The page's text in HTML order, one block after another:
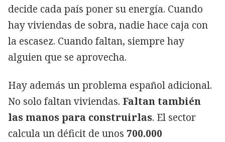
decide cada país poner su energía. Cuando
hay viviendas de sobra, nadie hace caja con
la escasez. Cuando faltan, siempre hay
alguien que se aprovecha.
Hay además un problema español adicional.
No solo faltan viviendas. Faltan también
las manos para construirlas. El sector
calcula un déficit de unos 700.000